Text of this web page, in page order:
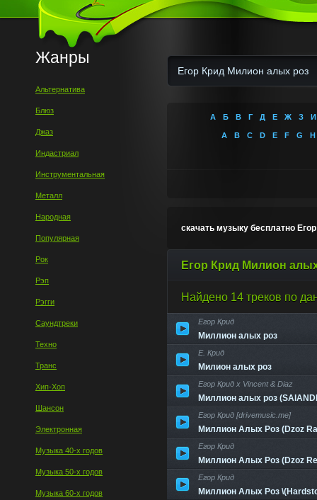
Жанры
Альтернатива
Блюз
Джаз
Индастриал
Инструментальная
Металл
Народная
Популярная
Рок
Рэп
Рэгги
Саундтреки
Техно
Транс
Хип-Хоп
Шансон
Электронная
Музыка 40-х годов
Музыка 50-х годов
Музыка 60-х годов
А Б В Г Д Е Ж З И
A B C D E F G H
скачать музыку бесплатно
Егор Крид Милион
Найдено 14 треков по
Егор Крид
Миллион алых роз
Е. Крид
Милион алых роз
Егор Крид x Vincent & Diaz
Миллион алых роз
Егор Крид [drivemusic.me]
Миллион Алых Роз (Dzoz
Егор Крид
Миллион Алых Роз (Dzoz
Егор Крид
Миллион Алых Роз